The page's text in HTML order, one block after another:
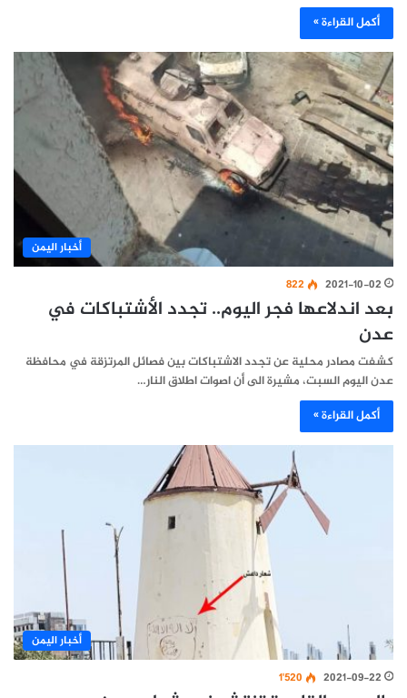
أكمل القراءة »
أخبار اليمن
2021-10-02
822
بعد اندلاعها فجر اليوم.. تجدد الأشتباكات في
عدن
كشفت مصادر محلية عن تجدد الاشتباكات بين فصائل المرتزقة في محافظة
عدن اليوم السبت، مشيرة الى أن اصوات اطلاق النار…
أكمل القراءة »
أخبار اليمن
2021-09-22 1٬520